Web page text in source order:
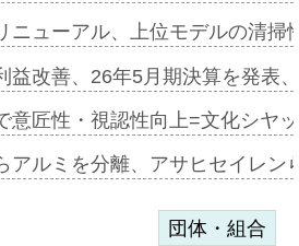
ニューアル、上位モデルの清
益改善、26年5月期決算を発表
意匠性・視認性向上=文化シヤ
アルミを分離、アサヒセイレ
団体・組合